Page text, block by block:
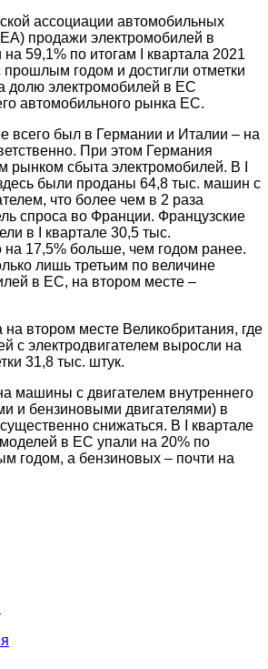
ассоциации автомобильных
продажи электромобилей в
59,1% по итогам I квартала 2021
годом и достигли отметки
долю электромобилей в ЕС
автомобильного рынка ЕС.
всего был в Германии и Италии – на
При этом Германия
рынком сбыта электромобилей. В I
были проданы 64,8 тыс. машин с
что более чем в 2 раза
спроса во Франции. Французские
в I квартале 30,5 тыс.
на 17,5% больше, чем годом ранее.
лишь третьим по величине
в ЕС, на втором месте –
на втором месте Великобритания, где
с электродвигателем выросли на
31,8 тыс. штук.
машины с двигателем внутреннего
и бензиновыми двигателями) в
снижаться. В I квартале
в ЕС упали на 20% по
годом, а бензиновых – почти на